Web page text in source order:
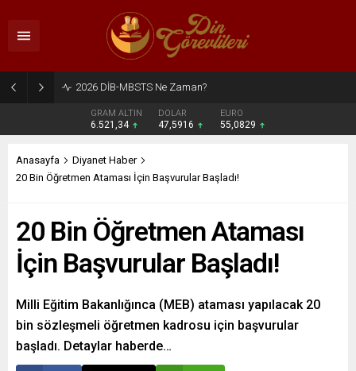
2026 DİB-MBSTS Ne Zaman?
GRAM ALTIN
6.521,34
DOLAR
47,5916
EURO
55,0829
Anasayfa
Diyanet Haber
20 Bin Öğretmen Ataması İçin Başvurular Başladı!
20 Bin Öğretmen Ataması
İçin Başvurular Başladı!
Milli Eğitim Bakanlığınca (MEB) ataması yapılacak 20
bin sözleşmeli öğretmen kadrosu için başvurular
başladı. Detaylar haberde…